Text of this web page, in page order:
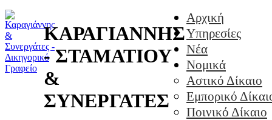
ΚΑΡΑΓΙΑΝΝΗΣ
- ΣΤΑΜΑΤΙΟΥ
&
ΣΥΝΕΡΓΑΤΕΣ
Αρχική
Υπηρεσίες
Νέα
Νομικά
Αστικό Δίκαιο
Εμπορικό
Ποινικό Δίκαιο